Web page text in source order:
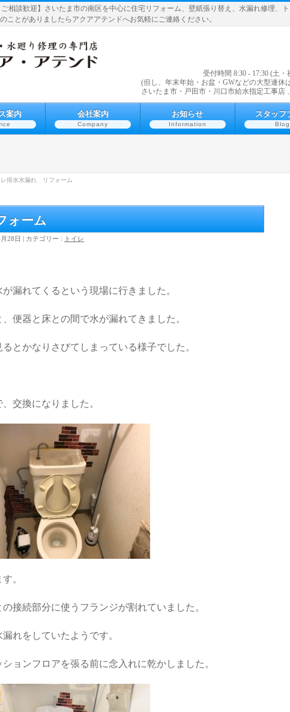
相談歓迎】さいたま市の南区を中心に住宅リフォーム、壁紙張り替え、水漏れ修理、
ことがありましたらアクアアテンドへお気軽にご連絡ください。
受付時間 8:30 - 17:30 (土
(但し、年末年始・お盆・GWなどの大型連
さいたま市・戸田市・川口市給水指定工事
案内 会社案内
Company
お知らせ
Information
スタッフ
Blog
レ排水水漏れ リフォーム
ォーム
28日 カテゴリー : トイレ
漏れてくるという現場に行きました。
便器と床との間で水が漏れてきました。
とかなりさびてしまっている様子でした。
交換になりました。
。
接続部分に使うフランジが割れていました。
れをしていたようです。
ョンフロアを張る前に念入れに乾かしました。